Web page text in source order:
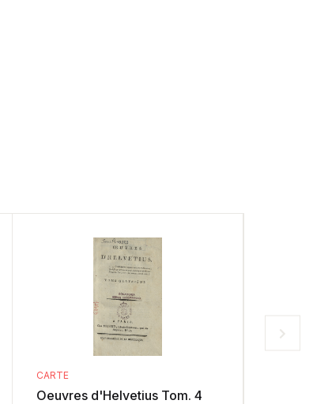
CARTE
Oeuvres d'Helvetius Tom. 4